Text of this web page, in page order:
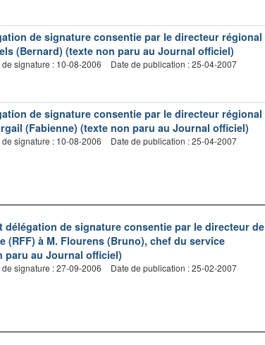
de signature consentie par le directeur régional
(Bernard) (texte non paru au Journal officiel)
de signature : 10-08-2006 Date de publication : 25-04-2007
de signature consentie par le directeur régional
(Fabienne) (texte non paru au Journal officiel)
de signature : 10-08-2006 Date de publication : 25-04-2007
délégation de signature consentie par le directeur de
(RFF) à M. Flourens (Bruno), chef du service
au Journal officiel)
de signature : 27-09-2006 Date de publication : 25-02-2007